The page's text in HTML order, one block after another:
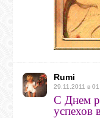
Rumi
29.11.2011 в
С Днем
успехов